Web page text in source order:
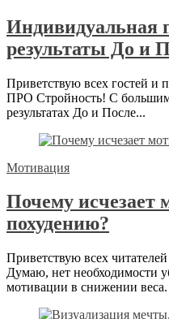
Индивидуальная
результаты До и
Приветствую всех гостей и
ПРО Стройность! С большим
результатах До и После...
Мотивация
Почему исчезает
похудению?
Приветствую всех
Думаю, нет необходимости
мотивации в снижении веса.